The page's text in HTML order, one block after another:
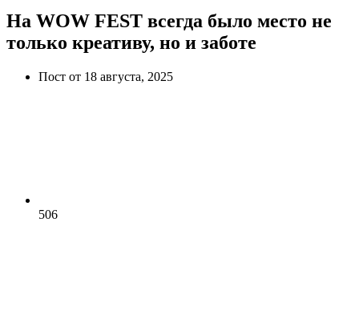
На WOW FEST всегда было место не
только креативу, но и заботе
Пост от 18 августа, 2025
506